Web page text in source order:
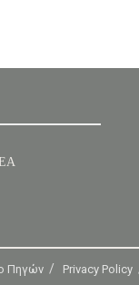
Πηγών Privacy Policy